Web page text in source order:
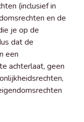
(inclusief in
en de
je op de
dat de
een
achterlaat, geen